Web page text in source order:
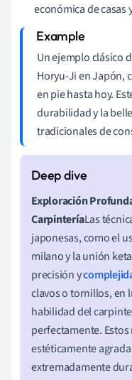
económica de casas
Un ejemplo clásico
Horyu-Ji en Japón,
en pie hasta hoy.
durabilidad y la
tradicionales de
Exploración
CarpinteríaLas
japonesas, como el
milano y la unión
precisión y
clavos o tornillos, en
habilidad del
perfectamente.
estéticamente
extremadamente